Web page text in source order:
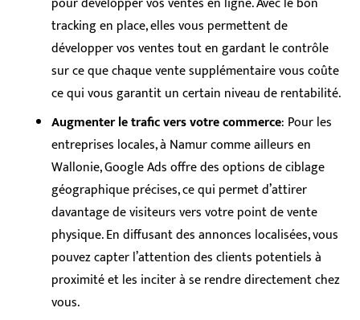
tracking en place, elles vous permettent de
développer vos ventes tout en gardant le contrôle
sur ce que chaque vente supplémentaire vous coûte
ce qui vous garantit un certain niveau de rentabilité.
Augmenter le trafic vers votre commerce: Pour les
entreprises locales, à Namur comme ailleurs en
Wallonie, Google Ads offre des options de ciblage
géographique précises, ce qui permet d’attirer
davantage de visiteurs vers votre point de vente
physique. En diffusant des annonces localisées, vous
pouvez capter l’attention des clients potentiels à
proximité et les inciter à se rendre directement chez
vous.